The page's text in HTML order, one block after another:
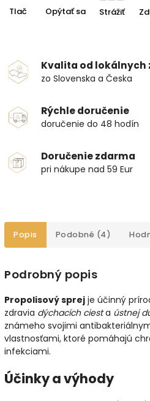
Tlač Opýtať sa Strážiť
Kvalita od lokálnych
zo Slovenska a Česka
Rýchle doručenie
doručenie do 48 hodín
Doručenie zdarma
pri nákupe nad 59 Eur
Popis Podobné (4)
Podrobný popis
Propolisový sprej je účinný
zdravia dýchacích ciesta ústnej
známeho svojimi
vlastnosťami, ktoré pomáhajú
infekciami.
Účinky a výhody